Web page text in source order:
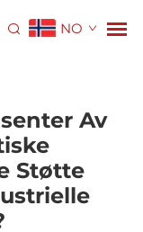
NO
Av
Støtte